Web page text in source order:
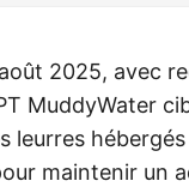
2025, avec
MuddyWater
leurres
maintenir un